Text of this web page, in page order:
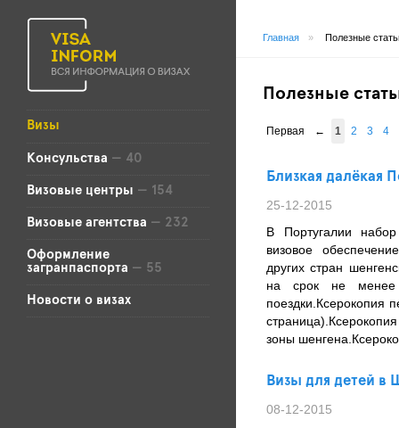
Визы
Консульства — 40
Визовые центры — 154
Визовые агентства — 232
Оформление
загранпаспорта — 55
Новости о визах
Главная » Полезные
Полезные
Первая ← 1 2 3 4
Близкая далёкая
25-12-2015
В Португалии
визовое
других стран
на срок не менее
поездки.Ксерокопия
зоны
Визы для детей в
08-12-2015